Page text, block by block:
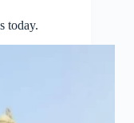
today.